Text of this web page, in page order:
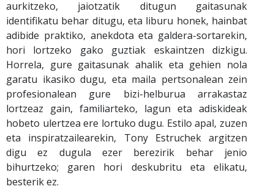
aurkitzeko, jaiotzatik ditugun gaitasunak
identifikatu behar ditugu, eta liburu honek, hainbat
adibide praktiko, anekdota eta galdera-sortarekin,
hori lortzeko gako guztiak eskaintzen dizkigu.
Horrela, gure gaitasunak ahalik eta gehien nola
garatu ikasiko dugu, eta maila pertsonalean zein
profesionalean gure bizi-helburua arrakastaz
lortzeaz gain, familiarteko, lagun eta adiskideak
hobeto ulertzea ere lortuko dugu. Estilo apal, zuzen
eta inspiratzailearekin, Tony Estruchek argitzen
digu ez dugula ezer berezirik behar jenio
bihurtzeko; garen hori deskubritu eta elikatu,
besterik ez.